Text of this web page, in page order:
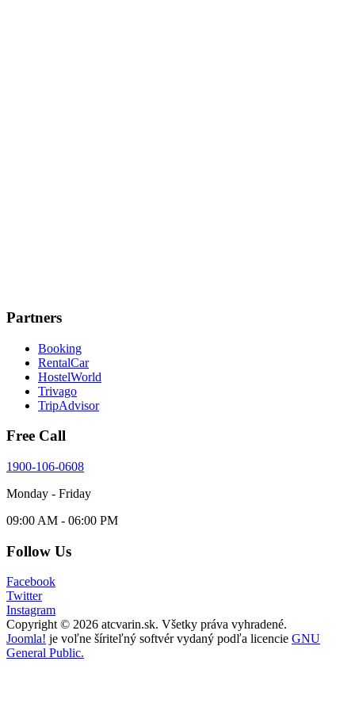
Partners
Booking
RentalCar
HostelWorld
Trivago
TripAdvisor
Free Call
1900-106-0608
Monday - Friday
09:00 AM - 06:00 PM
Follow Us
Facebook
Twitter
Instagram
Copyright © 2026 atcvarin.sk. Všetky práva vyhradené.
Joomla! je voľne šíriteľný softvér vydaný podľa licencie GNU
General Public.